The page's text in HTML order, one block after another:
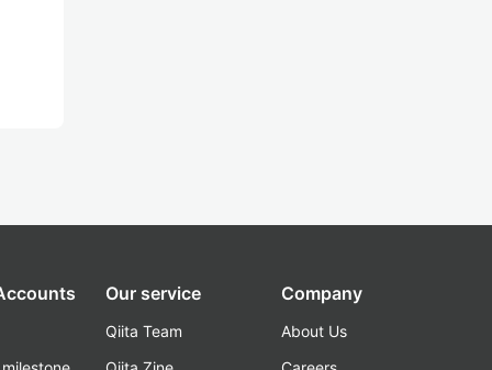
Our service
Qiita Team
Company
About Us